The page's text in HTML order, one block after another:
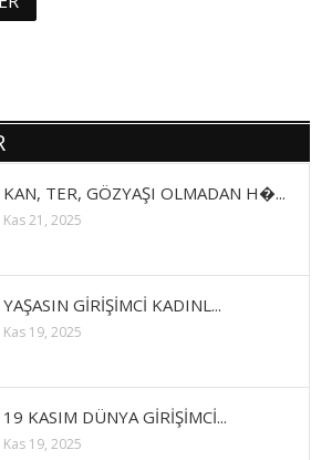
KAN, TER, GÖZYAŞI OLMADAN H�...
Kas 21, 2025
YAŞASIN GİRİŞİMCİ KADINL...
Kas 19, 2025
19 KASIM DÜNYA GİRİŞİMCİ...
Kas 19, 2025